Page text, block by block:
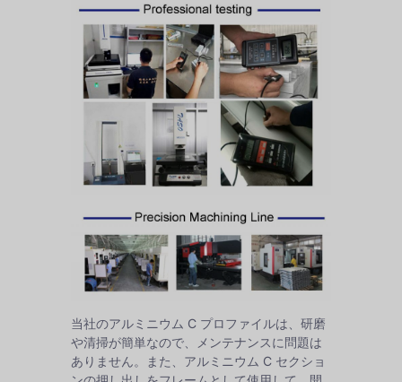
当社のアルミニウム C プロファイルは、研磨
や清掃が簡単なので、メンテナンスに問題は
ありません。また、アルミニウム C セクショ